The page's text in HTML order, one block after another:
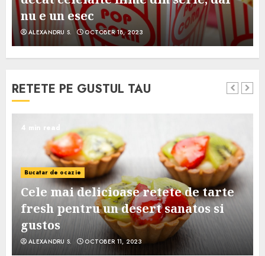
nu e un esec
ALEXANDRU S. OCTOBER 18, 2023
RETETE PE GUSTUL TAU
4 min read
Bucatar de ocazie
Cele mai delicioase retete de tarte
fresh pentru un desert sanatos si
gustos
ALEXANDRU S. OCTOBER 11, 2023